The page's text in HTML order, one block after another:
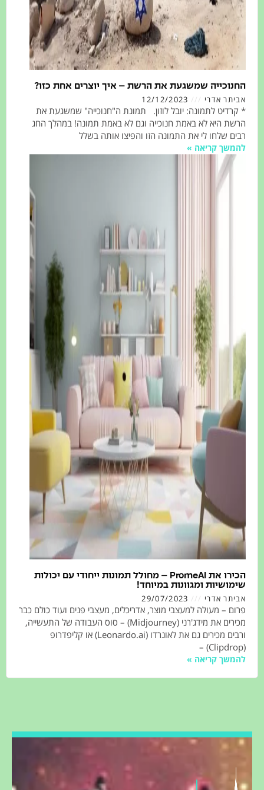
שמשגעת את הרשת – איך יוצרים אחת כזו?
אדרי 12/12/2023
לתמונה: יובל לוזון. תמונת ה"חנוכייה" שמשגעת את
היא לא באמת חנוכייה וגם לא באמת תמונה! במהלך החג
שלחו לי את התמונה הזו והפיצו אותה בשלל
קריאה »
הכירו את PromeAI – מחולל תמונות ייחודי עם יכולות
ומגוונות במיוחד!
אדרי 29/07/2023
– מעולה למעצבי מוצר, אדריכלים, מעצבי פנים ועוד כולם כבר
מכירים את מידג'רני (Midjourney) – סוס העבודה של התעשייה,
ורבים מכירים גם את לאונרדו (Leonardo.ai) או קליפדרופ
קריאה »